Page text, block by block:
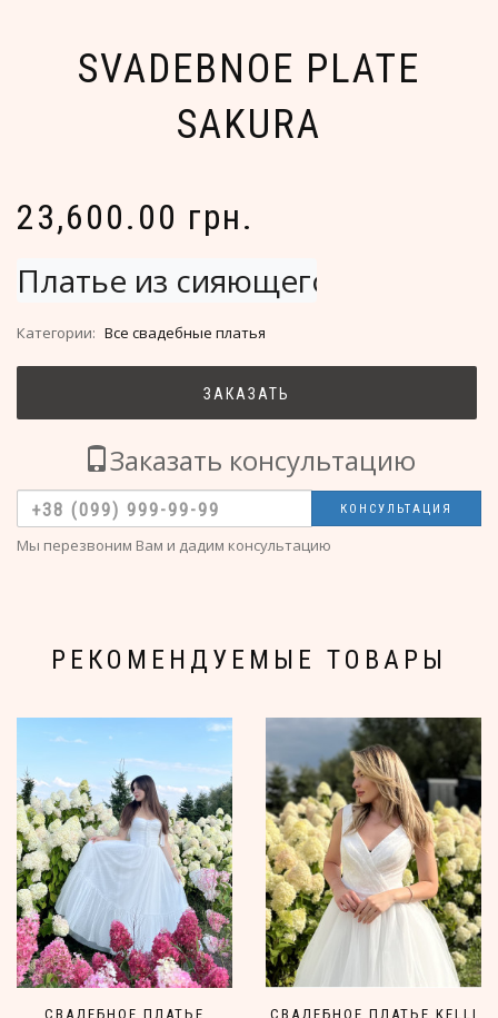
SVADEBNOE PLATE
SAKURA
23,600.00 грн.
Платье из сияющего атласа,
Категории: Все свадебные платья
ЗАКАЗАТЬ
Заказать консультацию
КОНСУЛЬТАЦИЯ
Мы перезвоним Вам и дадим консультацию
РЕКОМЕНДУЕМЫЕ ТОВАРЫ
СВАДЕБНОЕ ПЛАТЬЕ
СВАДЕБНОЕ ПЛАТЬЕ KELLI